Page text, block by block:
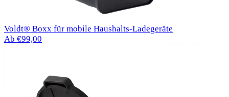
Voldt® Boxx für mobile Haushalts-Ladegeräte
Ab €99,00